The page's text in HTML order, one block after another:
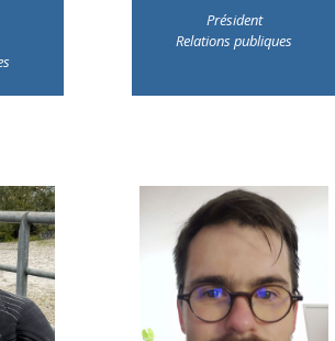
Président
Relations publiques